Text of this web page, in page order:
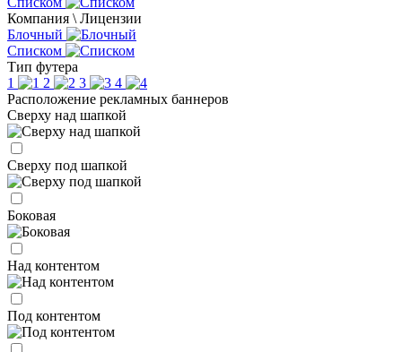
Компания \ Лицензии
Блочный
Списком
Тип футера
1
2 3
4
Расположение рекламных баннеров
Сверху над шапкой
Сверху под шапкой
Боковая
Над контентом
Под контентом